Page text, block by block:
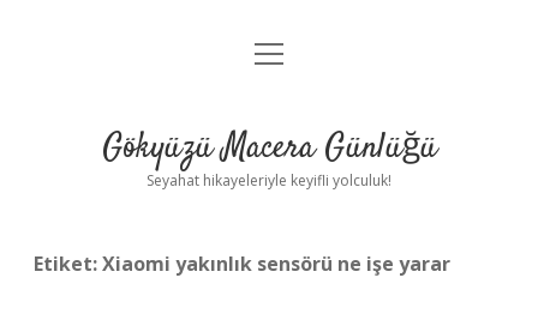
Anasayfa
Yasal Uyarı
menüyü
Gökyüzü Macera Günlüğü
Seyahat hikayeleriyle keyifli yolculuk!
Etiket:Xiaomi yakınlık sensörü ne işe yarar